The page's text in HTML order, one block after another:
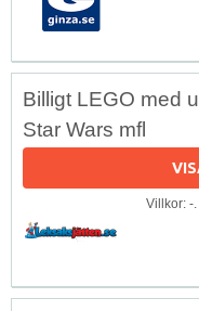
Billigt LEGO med
Star Wars mfl
Villkor: -